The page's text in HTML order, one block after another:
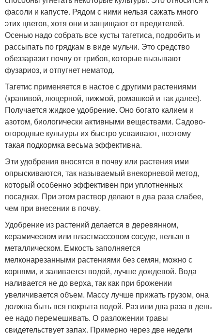
фасоли и капусте. Рядом с ними нельзя сажать много
этих цветов, хотя они и защищают от вредителей.
Осенью надо собрать все кусты тагетиса, подробить и
рассыпать по грядкам в виде мульчи. Это средство
обеззаразит почву от грибов, которые вызывают
фузариоз, и отпугнет нематод.
Тагетис применяется в настое с другими растениями
(крапивой, люцерной, пижмой, ромашкой и так далее).
Получается жидкое удобрение. Оно богато калием и
азотом, биологически активными веществами. Садово-
огородные культуры их быстро усваивают, поэтому
такая подкормка весьма эффективна.
Эти удобрения вносятся в почву или растения ими
опрыскиваются, так называемый внекорневой метод,
который особенно эффективен при уплотненных
посадках. При этом раствор делают в два раза слабее,
чем при внесении в почву.
Удобрение из растений делается в деревянном,
керамическом или пластмассовом сосуде, нельзя в
металлическом. Емкость заполняется
мелконарезанными растениями без семян, можно с
корнями, и заливается водой, лучше дождевой. Вода
наливается не до верха, так как при брожении
увеличивается объем. Массу лучше прижать грузом, она
должна быть вся покрыта водой. Раз или два раза в день
ее надо перемешивать. О разложении травы
свидетельствует запах. Примерно через две недели